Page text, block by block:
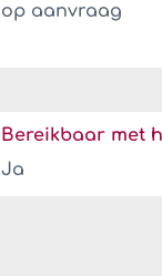
op aanvraag
Bereikbaar met
Ja